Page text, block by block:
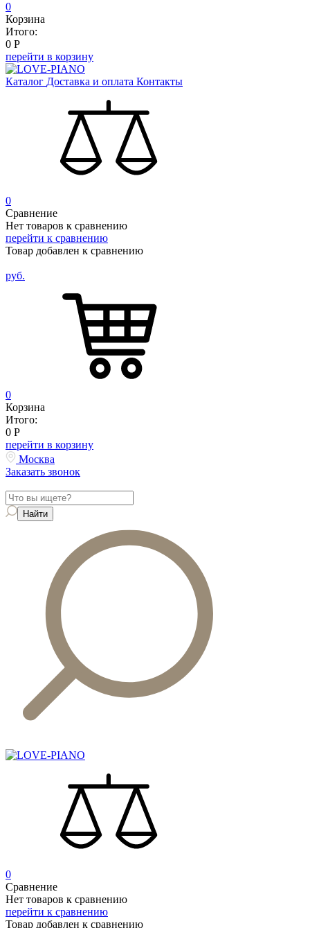
0
Корзина
Итого:
0 Р
перейти в корзину
Каталог Доставка и оплата Контакты
0
Сравнение
Нет товаров к сравнению
перейти к сравнению
Товар добавлен к сравнению
руб.
0
Корзина
Итого:
0 Р
перейти в корзину
Москва
Заказать звонок
0
Сравнение
Нет товаров к сравнению
перейти к сравнению
Товар добавлен к сравнению